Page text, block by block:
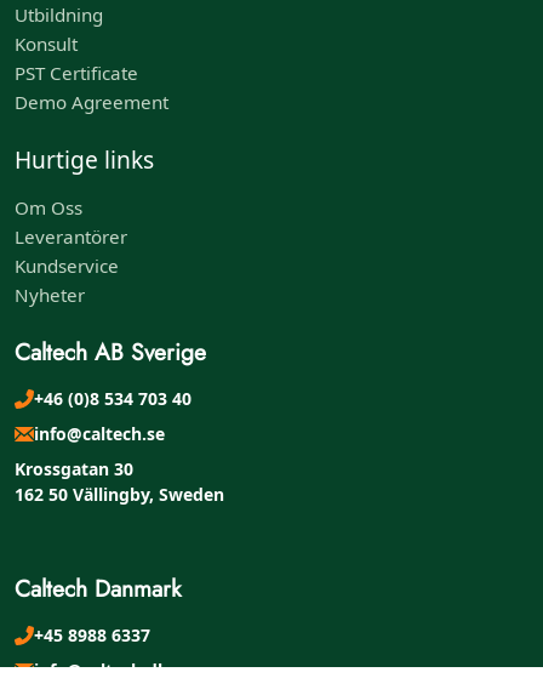
Utbildning
Konsult
PST Certificate
Demo Agreement
Hurtige links
Om Oss
Leverantörer
Kundservice
Nyheter
Caltech AB Sverige
+46 (0)8 534 703 40
info@caltech.se
Krossgatan 30
162 50 Vällingby, Sweden
Caltech Danmark
+45 8988 6337
info@caltech.dk